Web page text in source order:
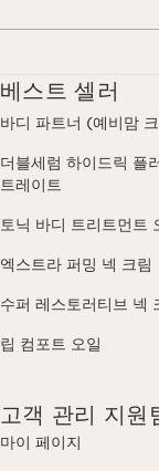
베스트 셀러
바디 파트너 (예비맘
더블세럼 하이드릭 플
트레이트
토닉 바디 트리트먼트
엑스트라 퍼밍 넥 크림
수퍼 레스토러티브 넥
립 컴포트 오일
고객 관리 지원
마이 페이지